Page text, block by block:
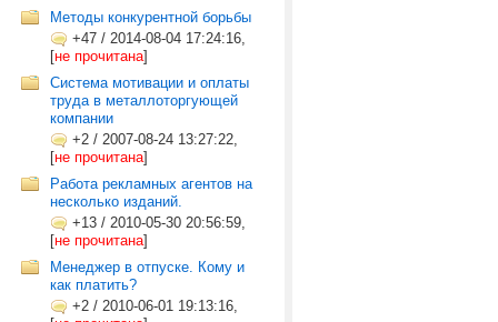
Методы конкурентной борьбы
+47 / 2014-08-04 17:24:16,
[не прочитана]
Cистема мотивации и оплаты
труда в металлоторгующей
компании
+2 / 2007-08-24 13:27:22,
[не прочитана]
Работа рекламных агентов на
несколько изданий.
+13 / 2010-05-30 20:56:59,
[не прочитана]
Менеджер в отпуске. Кому и
как платить?
+2 / 2010-06-01 19:13:16,